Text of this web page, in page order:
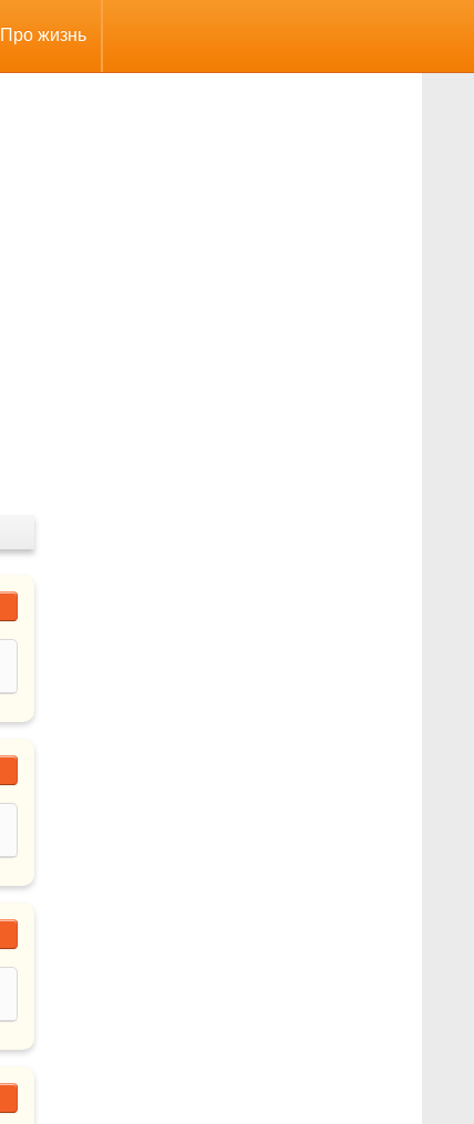
Про жизнь